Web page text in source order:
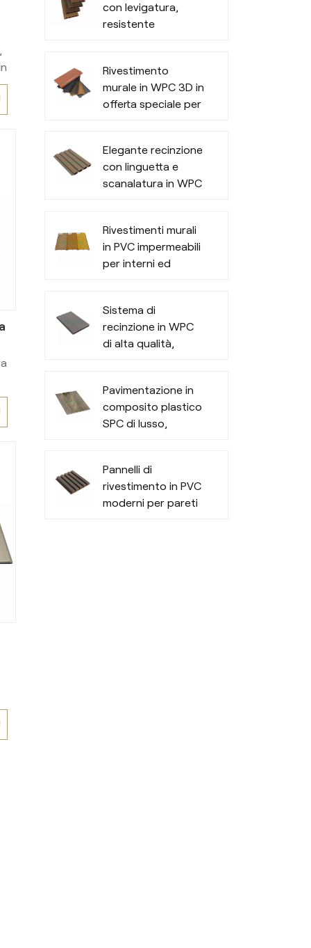
con levigatura,
resistente
plastica
Rivestimento
murale in WPC 3D in
offerta speciale per
Elegante recinzione
con linguetta e
scanalatura in WPC
Rivestimenti murali
in PVC impermeabili
per interni ed
Sistema di
recinzione in WPC
di alta qualità,
all'aperto
Pavimentazione in
composito plastico
SPC di lusso,
Pannelli di
rivestimento in PVC
moderni per pareti